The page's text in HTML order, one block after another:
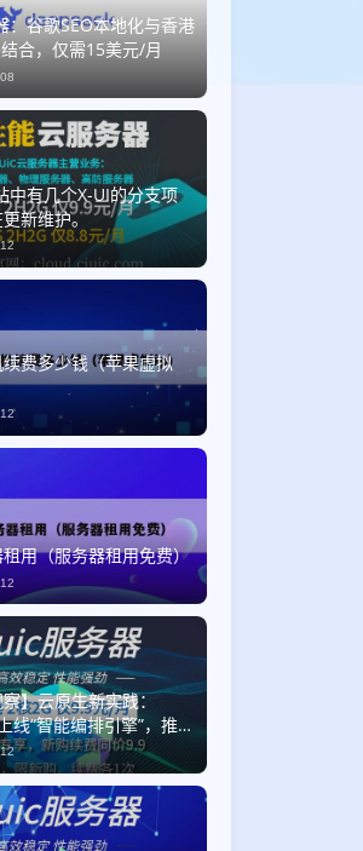
：谷歌SEO本地化与香港
合，仅需15美元/月
中有几个X-UI的分支项
新维护。
费多少钱（苹果虚拟
用（服务器租用免费）
察】云原生新实践：
线“智能编排引擎”，推动
维迈入语义化时代